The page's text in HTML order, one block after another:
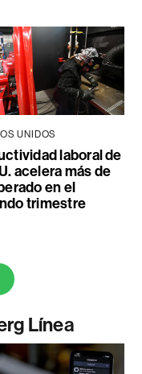
UNIDOS
laboral de
acelera más de
en el
trimestre
Línea